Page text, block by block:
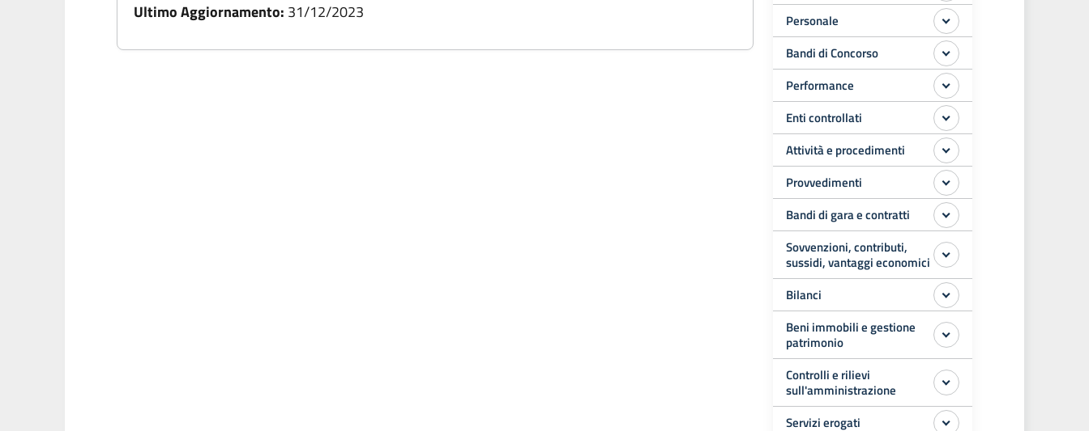
Ultimo Aggiornamento: 31/12/2023
Personale
Bandi di Concorso
Performance
Enti controllati
Attività e procedimenti
Provvedimenti
Bandi di gara e contratti
Sovvenzioni, contributi,
sussidi, vantaggi economici
Bilanci
Beni immobili e gestione
patrimonio
Controlli e rilievi
sull'amministrazione
Servizi erogati